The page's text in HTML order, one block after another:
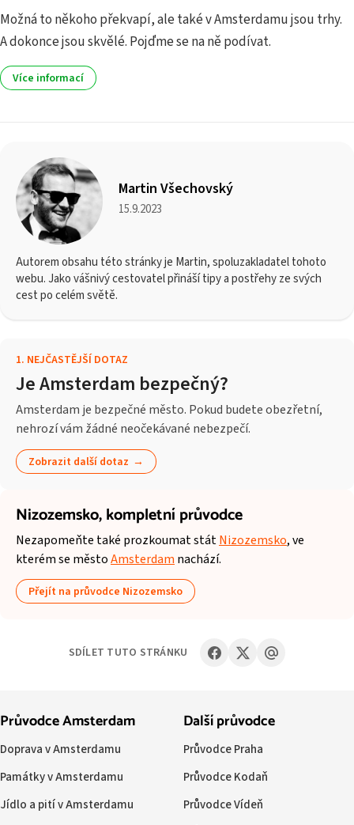
Možná to někoho překvapí, ale také v Amsterdamu jsou trhy.
A dokonce jsou skvělé. Pojďme se na ně podívat.
Více informací
Martin Všechovský
15.9.2023
Autorem obsahu této stránky je Martin, spoluzakladatel tohoto
webu. Jako vášnivý cestovatel přináší tipy a postřehy ze svých
cest po celém světě.
1. NEJČASTĚJŠÍ DOTAZ
Je Amsterdam bezpečný?
Amsterdam je bezpečné město. Pokud budete obezřetní,
nehrozí vám žádné neočekávané nebezpečí.
Zobrazit další dotaz
Nizozemsko,kompletní průvodce
Nezapomeňte také prozkoumat státNizozemsko, ve
kterém se městoAmsterdam nachází.
Přejít na průvodce Nizozemsko
SDÍLET TUTO STRÁNKU
Průvodce Amsterdam
Doprava v Amsterdamu
Památky v Amsterdamu
Jídlo a pití v Amsterdamu
Další průvodce
Průvodce Praha
Průvodce Kodaň
Průvodce Vídeň